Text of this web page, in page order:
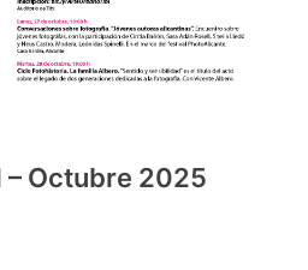
– Octubre 2025